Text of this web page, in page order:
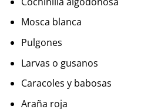
Mosca blanca
Pulgones
Larvas o gusanos
Caracoles y babosas
Araña roja